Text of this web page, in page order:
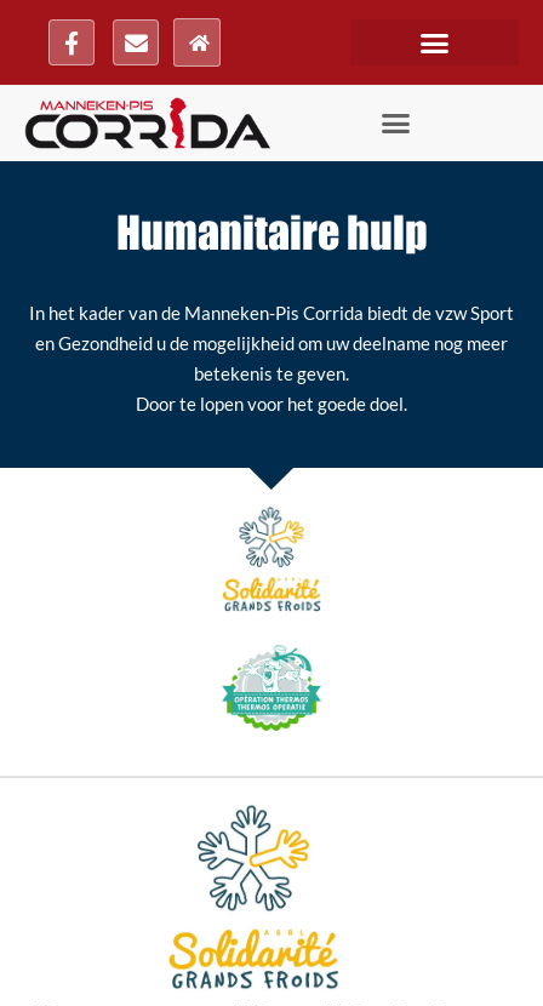
Humanitaire hulp
In het kader van de Manneken-Pis Corrida biedt de vzw Sport
en Gezondheid u de mogelijkheid om uw deelname nog meer
betekenis te geven.
Door te lopen voor het goede doel.